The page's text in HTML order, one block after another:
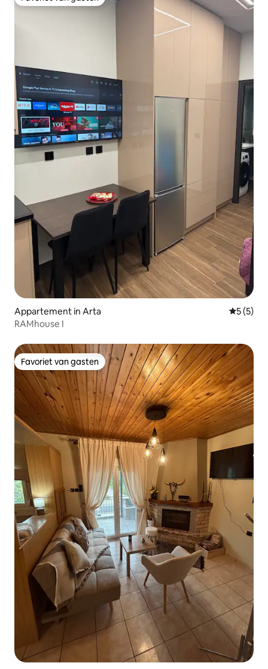
Favoriet van gasten
Appartement in Arta
5 (5)
RAMhouse I
Favoriet van gasten
Favoriet van gasten